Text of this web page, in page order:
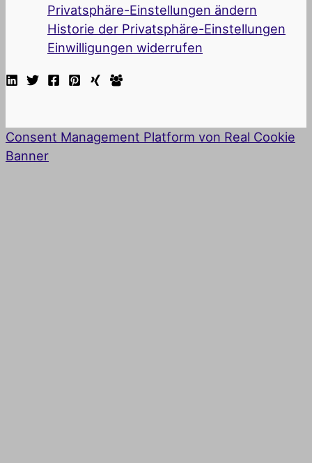
Privatsphäre-Einstellungen ändern
Historie der Privatsphäre-Einstellungen
Einwilligungen widerrufen
Consent Management Platform von Real Cookie
Banner